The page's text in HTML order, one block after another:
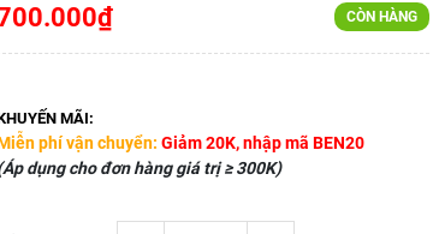
CÒN HÀNG
MÃI:
phí vận chuyển: Giảm 20K, nhập mã BEN20
dụng cho đơn hàng giá trị ≥ 300K)